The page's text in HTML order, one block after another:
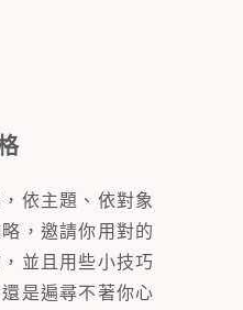
依主題、依對象
，邀請你用對的
並且用些小技巧
是遍尋不著你心